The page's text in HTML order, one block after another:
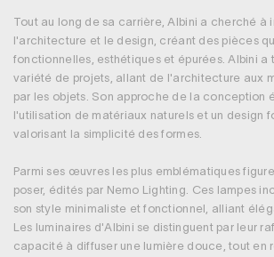
Tout au long de sa carrière, Albini a cherché à
l'architecture et le design, créant des pièces
fonctionnelles, esthétiques et épurées. Albini a
variété de projets, allant de l'architecture aux
par les objets. Son approche de la conception
l'utilisation de matériaux naturels et un design
valorisant la simplicité des formes.
Parmi ses œuvres les plus emblématiques
poser, édités par Nemo Lighting. Ces lampes
son style minimaliste et fonctionnel, alliant
Les luminaires d'Albini se distinguent par leur
capacité à diffuser une lumière douce, tout en